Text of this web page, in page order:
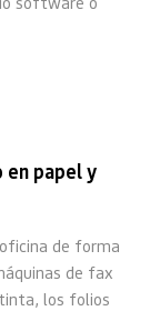
papel y
de forma
de fax
los folios